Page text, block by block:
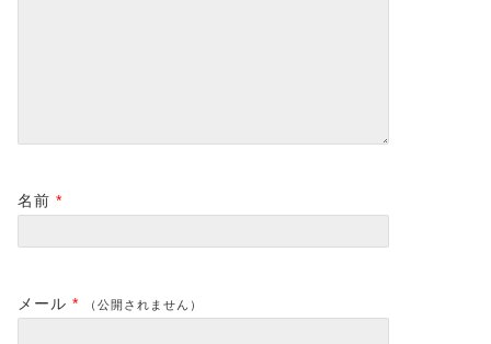
名前 *
メール * （公開されません）